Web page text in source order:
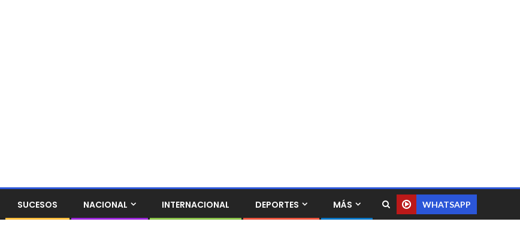
SUCESOS NACIONAL INTERNACIONAL DEPORTES MÁS WHATSAPP